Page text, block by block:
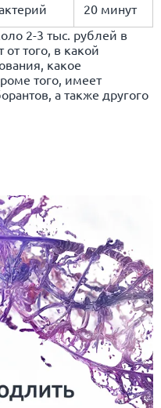
20 минут
2-3 тыс. рублей в
того, в какой
какое
того, имеет
а также другого